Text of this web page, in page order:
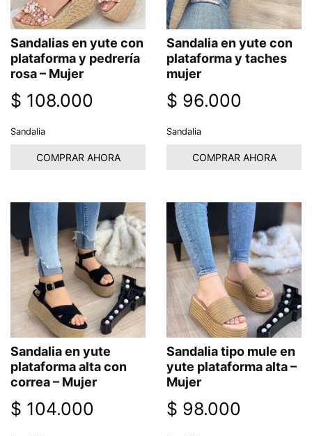
Sandalias en yute con
plataforma y pedrería
rosa – Mujer
$ 108.000
Sandalia
COMPRAR AHORA
Sandalia en yute con
plataforma y taches
mujer
$ 96.000
Sandalia
COMPRAR AHORA
Sandalia en yute
plataforma alta con
correa – Mujer
$ 104.000
Sandalia tipo mule en
yute plataforma alta –
Mujer
$ 98.000